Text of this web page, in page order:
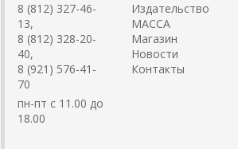
8 (812) 327-46-
13,
8 (812) 328-20-
40,
8 (921) 576-41-
70
пн-пт с 11.00 до
18.00
Издательство
MACCA
Магазин
Новости
Контакты